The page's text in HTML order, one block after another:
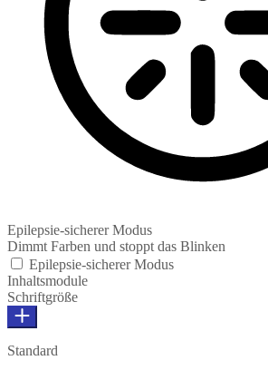
Epilepsie-sicherer Modus
Dimmt Farben und stoppt das Blinken
Epilepsie-sicherer Modus
Inhaltsmodule
Schriftgröße
Standard